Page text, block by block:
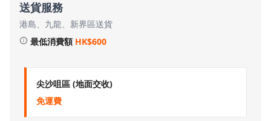
送貨服務
港島、九龍、新界區送貨
最低消費額 HK$600
尖沙咀區 (地面交收)
免運費